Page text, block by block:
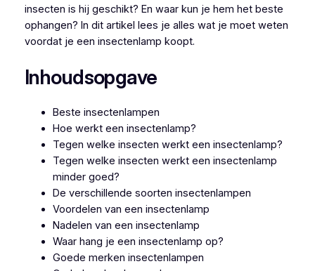
insecten is hij geschikt? En waar kun je hem het beste
ophangen? In dit artikel lees je alles wat je moet weten
voordat je een insectenlamp koopt.
Inhoudsopgave
Beste insectenlampen
Hoe werkt een insectenlamp?
Tegen welke insecten werkt een insectenlamp?
Tegen welke insecten werkt een insectenlamp
minder goed?
De verschillende soorten insectenlampen
Voordelen van een insectenlamp
Nadelen van een insectenlamp
Waar hang je een insectenlamp op?
Goede merken insectenlampen